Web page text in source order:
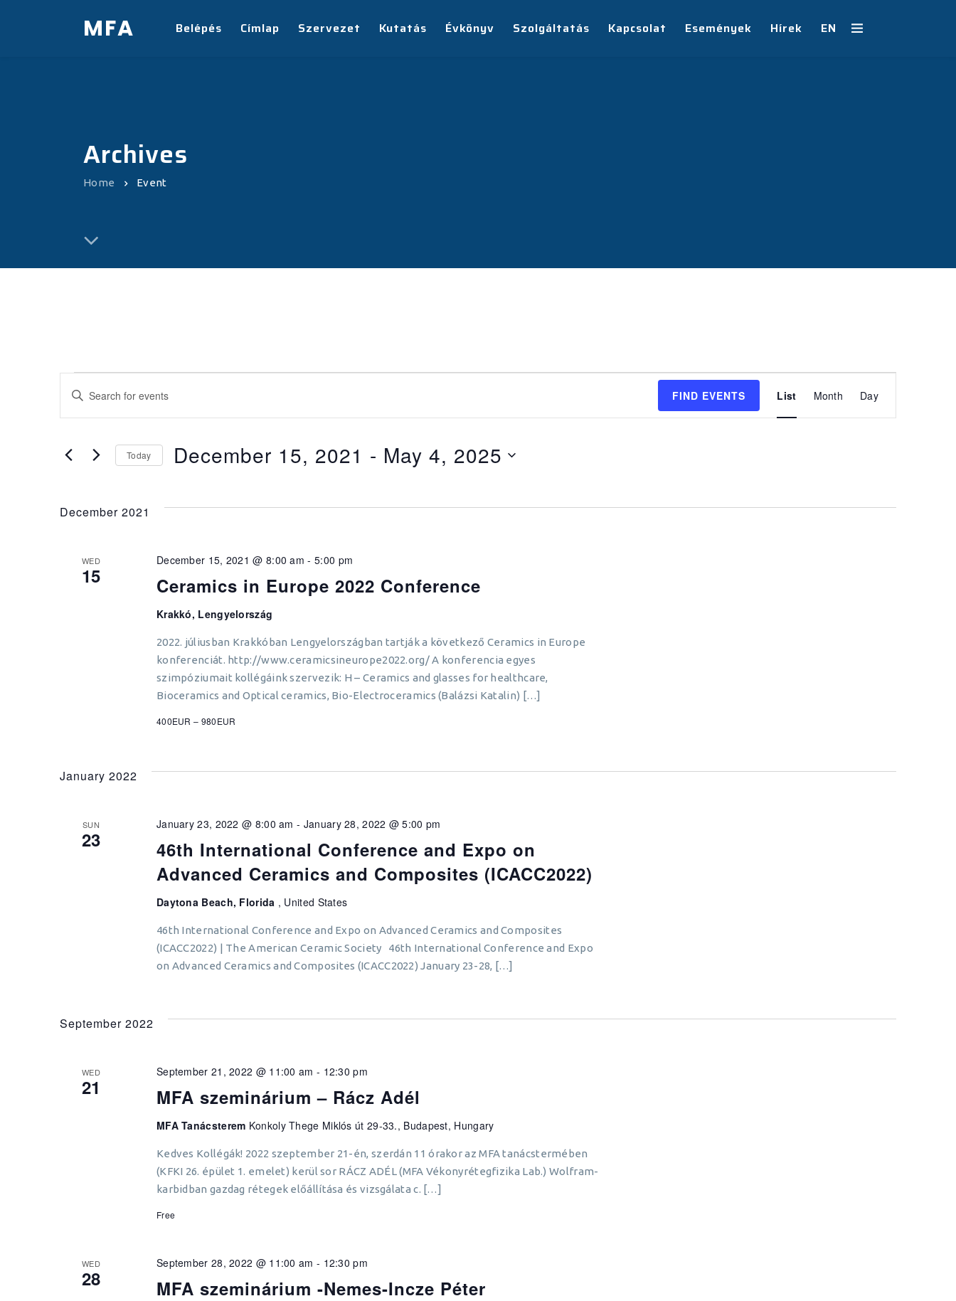
MFA Belépés Címlap Szervezet Kutatás Évkönyv Szolgáltatás Kapcsolat Események Hírek EN
Archives
Home Event
Events
Search
and
Views
Enter
Events
FIND EVENTS
Event
Views
List Month Day
Today December 15, 2021 - May 4, 2025
December 2021
WED
15 Ceramics in Europe 2022 Conference
December 15, 2021 @ 8:00 am - 5:00 pm
Krakkó, Lengyelország
2022. júliusban Krakkóban Lengyelországban tartják a következő Ceramics in Europe
konferenciát. http://www.ceramicsineurope2022.org/ A konferencia egyes
szimpóziumait kollégáink szervezik: H – Ceramics and glasses for healthcare,
Bioceramics and Optical ceramics, Bio-Electroceramics (Balázsi Katalin) […]
400EUR – 980EUR
January 2022
SUN
23
46th International Conference and Expo on
Advanced Ceramics and Composites (ICACC2022)
January 23, 2022 @ 8:00 am - January 28, 2022 @ 5:00 pm
Daytona Beach, Florida , United States
46th International Conference and Expo on Advanced Ceramics and Composites
(ICACC2022) | The American Ceramic Society 46th International Conference and Expo
on Advanced Ceramics and Composites (ICACC2022) January 23-28, […]
September 2022
WED
21 MFA szeminárium – Rácz Adél
September 21, 2022 @ 11:00 am - 12:30 pm
MFA Tanácsterem Konkoly Thege Miklós út 29-33., Budapest, Hungary
Kedves Kollégák! 2022 szeptember 21-én, szerdán 11 órakor az MFA tanácstermében
(KFKI 26. épület 1. emelet) kerül sor RÁCZ ADÉL (MFA Vékonyrétegfizika Lab.) Wolfram-
karbidban gazdag rétegek előállítása és vizsgálata c. […]
Free
WED
28 MFA szeminárium -Nemes-Incze Péter
September 28, 2022 @ 11:00 am - 12:30 pm